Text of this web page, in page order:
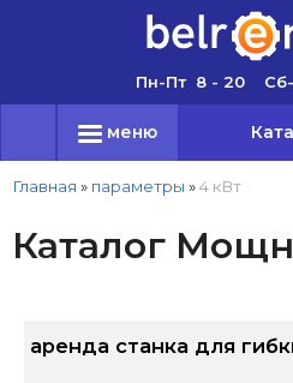
Пн-Пт 8 - 20
меню
Главная » параметры »4 кВт
Каталог
аренда станка для